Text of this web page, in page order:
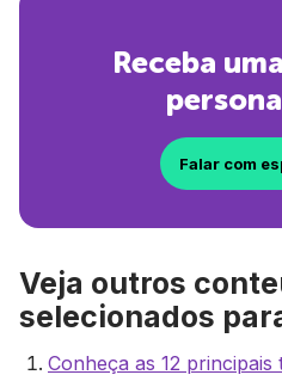
Receba
Falar com
Veja outros
selecionados
Conheça as 12 principais